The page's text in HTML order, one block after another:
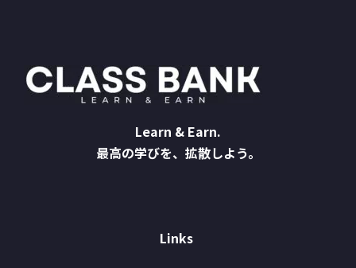
Learn & Earn.
最高の学びを、拡散しよう。
Links